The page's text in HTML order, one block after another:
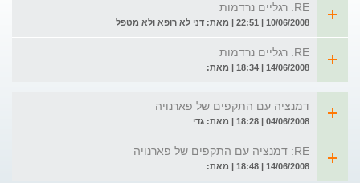
RE: רגליים נרדמות
10/06/2008 | 22:51 | מאת: דני לא רופא ולא מטפל
RE: רגליים נרדמות
14/06/2008 | 18:34 | מאת:
דמנציה עם התקפים של פארנויה
04/06/2008 | 18:28 | מאת: גדי
RE: דמנציה עם התקפים של פארנויה
14/06/2008 | 18:48 | מאת: